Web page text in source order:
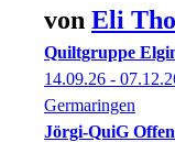
von Eli
Quiltgruppe
14.09.26 -
Germaringen
Jörgi-QuiG